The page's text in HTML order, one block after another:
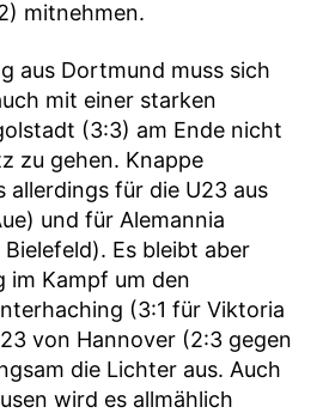
mitnehmen.
aus Dortmund muss sich
mit einer starken
(3:3) am Ende nicht
zu gehen. Knappe
allerdings für die U23 aus
und für Alemannia
Es bleibt aber
im Kampf um den
(3:1 für Viktoria
von Hannover (2:3 gegen
die Lichter aus. Auch
wird es allmählich